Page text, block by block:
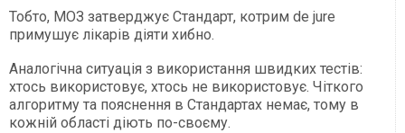
Тобто, МОЗ затверджує Стандарт, котрим de jure
примушує лікарів діяти хибно.
Аналогічна ситуація з використання швидких тестів:
хтось використовує, хтось не використовує. Чіткого
алгоритму та пояснення в Стандартах немає, тому в
кожній області діють по-своєму.